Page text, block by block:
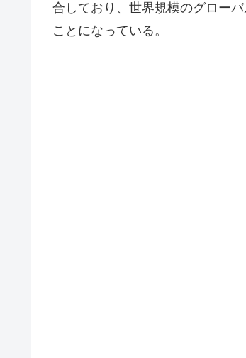
合しており、世界規模のグロー
ことになっている。